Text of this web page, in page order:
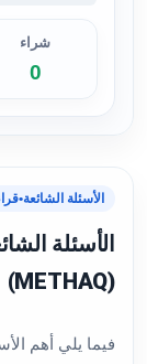
شراء
0
الأسئلة الشائعة•
الأسئلة
(METHAQ)
فيما يلي أهم